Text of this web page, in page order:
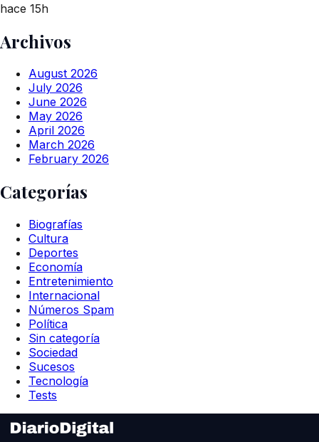
hace 15h
Archivos
August 2026
July 2026
June 2026
May 2026
April 2026
March 2026
February 2026
Categorías
Biografías
Cultura
Deportes
Economía
Entretenimiento
Internacional
Números Spam
Política
Sin categoría
Sociedad
Sucesos
Tecnología
Tests